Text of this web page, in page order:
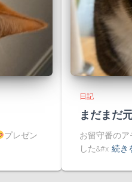
プレゼン
日記
まだまだ
お留守番の
した&#x 続き